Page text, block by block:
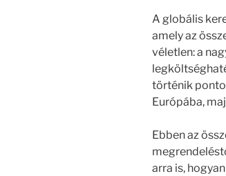
A globális
amely az
véletlen: a
történik
Európába,
Ebben az
arra is,